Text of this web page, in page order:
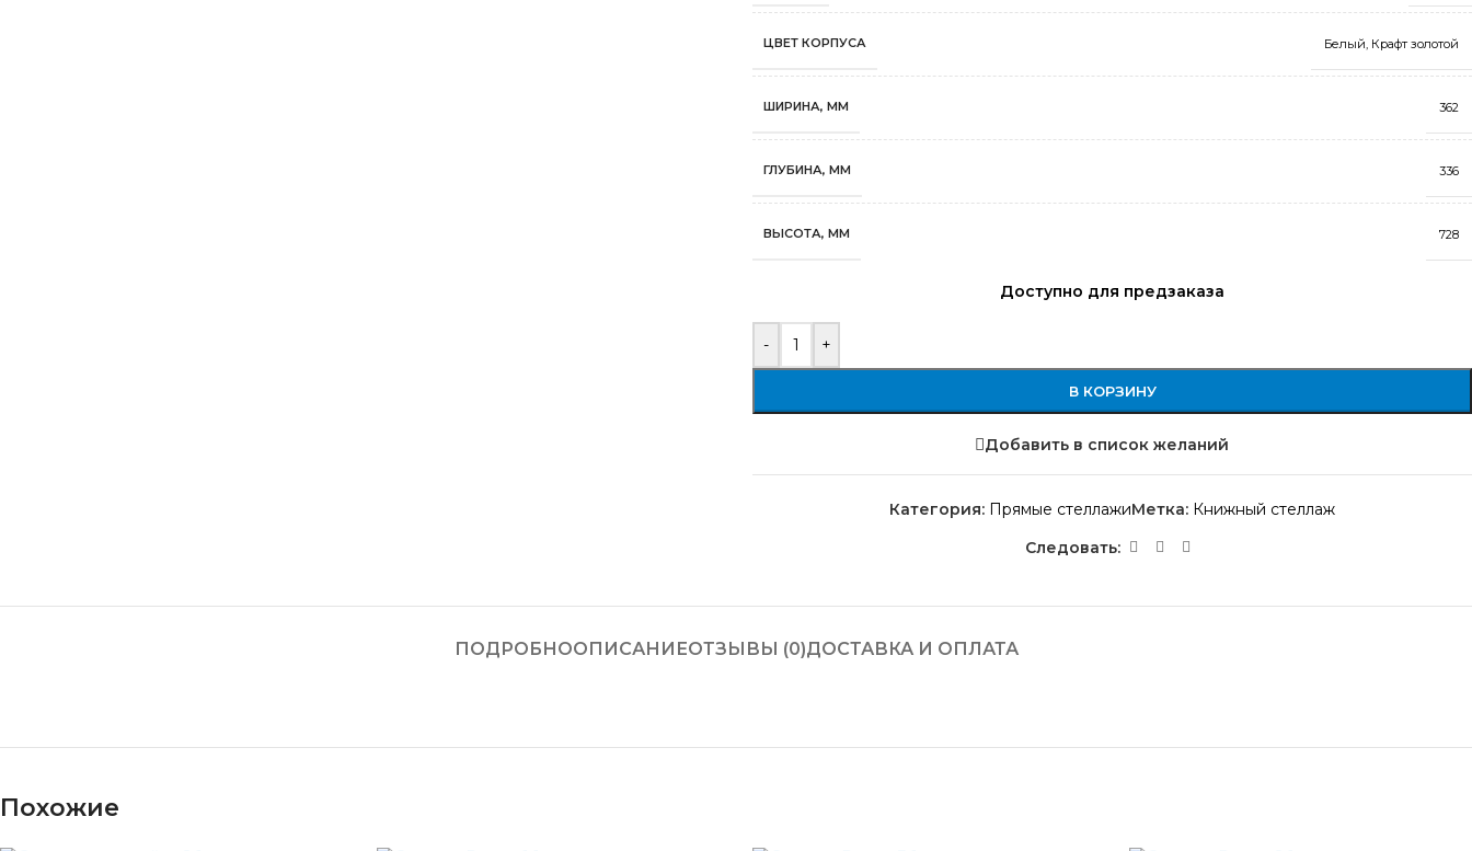
ЦВЕТ КОРПУСА Белый Крафт золотой
ШИРИНА, ММ 362
ГЛУБИНА, ММ 336
ВЫСОТА, ММ 728
Доступно для предзаказа
- +
В КОРЗИНУ
Добавить в список желаний
Категория: Прямые стеллажиМетка: Книжный стеллаж
Следовать:
ПОДРОБНООПИСАНИЕОТЗЫВЫ (0)ДОСТАВКА И ОПЛАТА
Похожие